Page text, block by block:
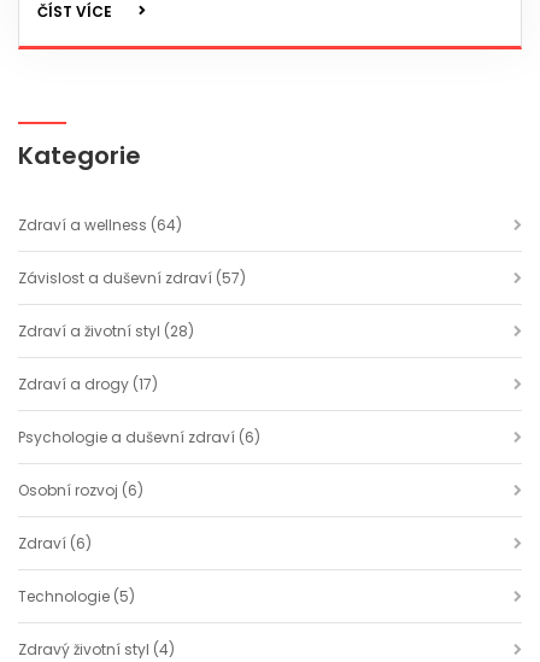
blízkým.
ČÍST VÍCE
Kategorie
Zdraví a wellness (64)
Závislost a duševní zdraví (57)
Zdraví a životní styl (28)
Zdraví a drogy (17)
Psychologie a duševní zdraví (6)
Osobní rozvoj (6)
Zdraví (6)
Technologie (5)
Zdravý životní styl (4)